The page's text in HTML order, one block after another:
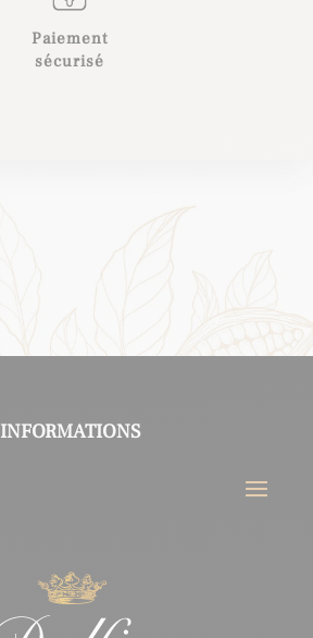
Paiement
sécurisé
INFORMATIONS